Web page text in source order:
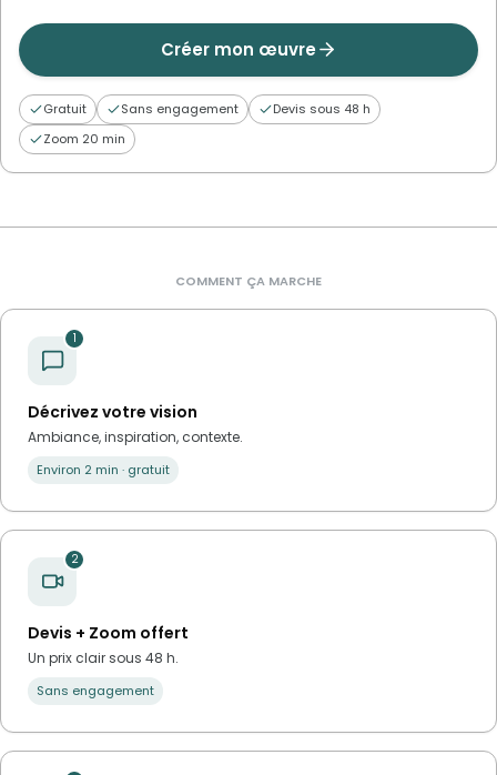
Créer mon œuvre
Gratuit Sans engagement
Devis sous 48 h
Zoom 20 min
COMMENT ÇA MARCHE
1
Décrivez votre vision
Ambiance, inspiration, contexte.
Environ 2 min · gratuit
2
Devis + Zoom offert
Un prix clair sous 48 h.
Sans engagement